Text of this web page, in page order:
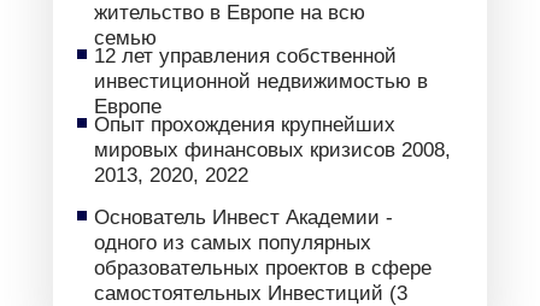
жительство в Европе на всю
семью
12 лет управления собственной
инвестиционной недвижимостью в
Европе
Опыт прохождения крупнейших
мировых финансовых кризисов 2008,
2013, 2020, 2022
Основатель Инвест Академии -
одного из самых популярных
образовательных проектов в сфере
самостоятельных Инвестиций (3